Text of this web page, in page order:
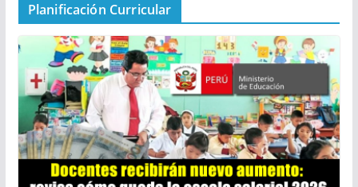
Planificación Curricular